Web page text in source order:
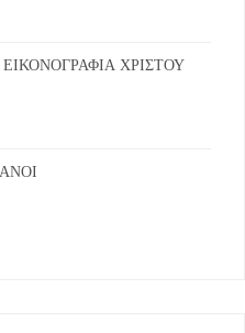
ΧΡΙΣΤΟΥ